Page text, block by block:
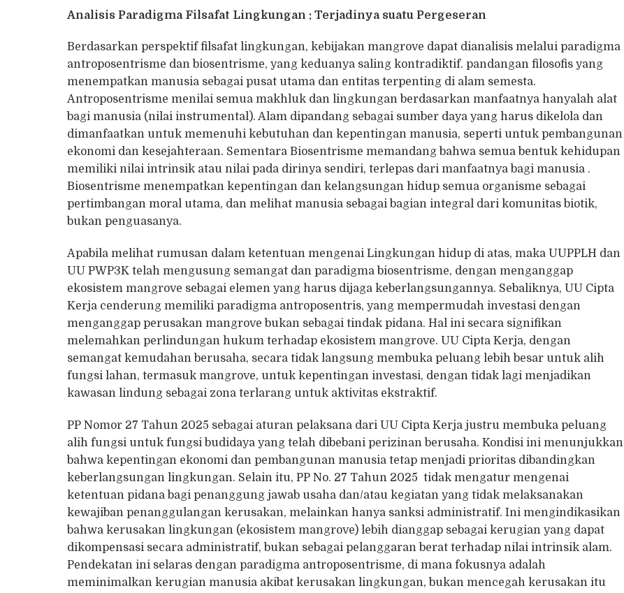
Analisis Paradigma Filsafat Lingkungan : Terjadinya suatu Pergeseran
Berdasarkan perspektif filsafat lingkungan, kebijakan mangrove dapat dianalisis melalui paradigma
antroposentrisme dan biosentrisme, yang keduanya saling kontradiktif. pandangan filosofis yang
menempatkan manusia sebagai pusat utama dan entitas terpenting di alam semesta.
Antroposentrisme menilai semua makhluk dan lingkungan berdasarkan manfaatnya hanyalah alat
bagi manusia (nilai instrumental). Alam dipandang sebagai sumber daya yang harus dikelola dan
dimanfaatkan untuk memenuhi kebutuhan dan kepentingan manusia, seperti untuk pembangunan
ekonomi dan kesejahteraan. Sementara Biosentrisme memandang bahwa semua bentuk kehidupan
memiliki nilai intrinsik atau nilai pada dirinya sendiri, terlepas dari manfaatnya bagi manusia .
Biosentrisme menempatkan kepentingan dan kelangsungan hidup semua organisme sebagai
pertimbangan moral utama, dan melihat manusia sebagai bagian integral dari komunitas biotik,
bukan penguasanya.
Apabila melihat rumusan dalam ketentuan mengenai Lingkungan hidup di atas, maka UUPPLH dan
UU PWP3K telah mengusung semangat dan paradigma biosentrisme, dengan menganggap
ekosistem mangrove sebagai elemen yang harus dijaga keberlangsungannya. Sebaliknya, UU Cipta
Kerja cenderung memiliki paradigma antroposentris, yang mempermudah investasi dengan
menganggap perusakan mangrove bukan sebagai tindak pidana. Hal ini secara signifikan
melemahkan perlindungan hukum terhadap ekosistem mangrove. UU Cipta Kerja, dengan
semangat kemudahan berusaha, secara tidak langsung membuka peluang lebih besar untuk alih
fungsi lahan, termasuk mangrove, untuk kepentingan investasi, dengan tidak lagi menjadikan
kawasan lindung sebagai zona terlarang untuk aktivitas ekstraktif.
PP Nomor 27 Tahun 2025 sebagai aturan pelaksana dari UU Cipta Kerja justru membuka peluang
alih fungsi untuk fungsi budidaya yang telah dibebani perizinan berusaha. Kondisi ini menunjukkan
bahwa kepentingan ekonomi dan pembangunan manusia tetap menjadi prioritas dibandingkan
keberlangsungan lingkungan. Selain itu, PP No. 27 Tahun 2025 tidak mengatur mengenai
ketentuan pidana bagi penanggung jawab usaha dan/atau kegiatan yang tidak melaksanakan
kewajiban penanggulangan kerusakan, melainkan hanya sanksi administratif. Ini mengindikasikan
bahwa kerusakan lingkungan (ekosistem mangrove) lebih dianggap sebagai kerugian yang dapat
dikompensasi secara administratif, bukan sebagai pelanggaran berat terhadap nilai intrinsik alam.
Pendekatan ini selaras dengan paradigma antroposentrisme, di mana fokusnya adalah
meminimalkan kerugian manusia akibat kerusakan lingkungan, bukan mencegah kerusakan itu